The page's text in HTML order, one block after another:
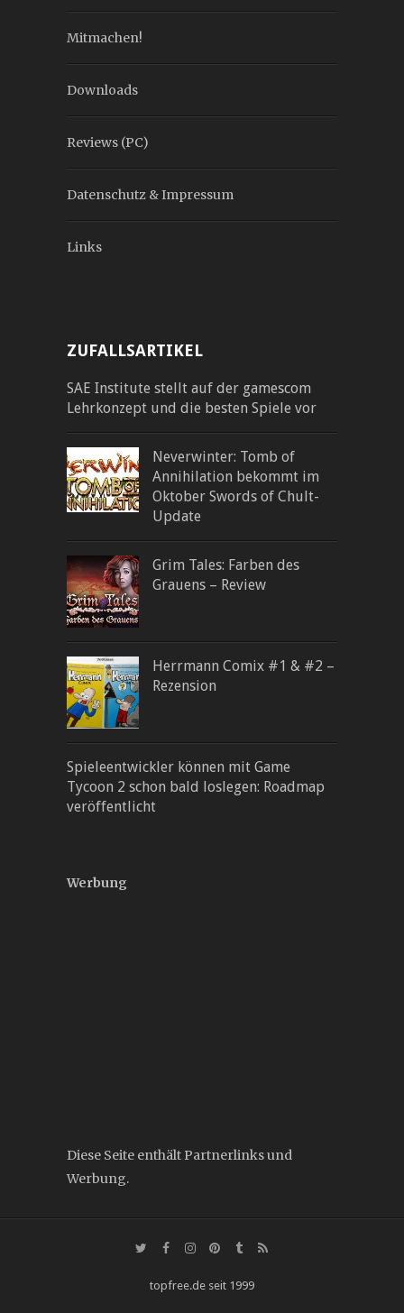
Mitmachen!
Downloads
Reviews (PC)
Datenschutz & Impressum
Links
ZUFALLSARTIKEL
SAE Institute stellt auf der gamescom
Lehrkonzept und die besten Spiele vor
Neverwinter: Tomb of
Annihilation bekommt im
Oktober Swords of Chult-
Update
Grim Tales: Farben des
Grauens – Review
Herrmann Comix #1 & #2 –
Rezension
Spieleentwickler können mit Game
Tycoon 2 schon bald loslegen: Roadmap
veröffentlicht
Werbung
Diese Seite enthält Partnerlinks und
Werbung.
topfree.de seit 1999